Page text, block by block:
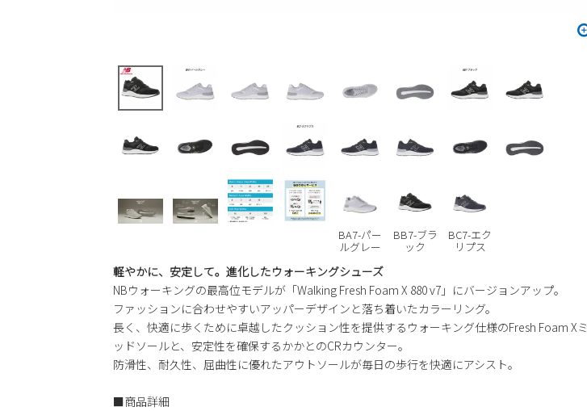
BA7-パー
ルグレー
BB7-ブラ
ック
BC7-エク
リプス
軽やかに、安定して。進化したウォーキングシューズ
NBウォーキングの最高位モデルが「Walking Fresh Foam X 880 v7」にバージョンアップ。
ファッションに合わせやすいアッパーデザインと落ち着いたカラーリング。
長く、快適に歩くために卓越したクッション性を提供するウォーキング仕様のFresh Foam Xミ
ッドソールと、安定性を確保するかかとのCRカウンター。
防滑性、耐久性、屈曲性に優れたアウトソールが毎日の歩行を快適にアシスト。
■商品詳細